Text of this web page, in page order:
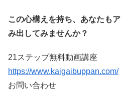
この心構えを持ち、あなたも
み出してみませんか？
21ステップ無料動画講座
https://www.kaigaibuppan.com/
お問い合わせ